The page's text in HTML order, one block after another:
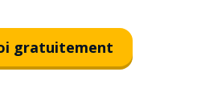
gratuitement